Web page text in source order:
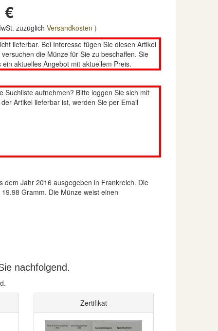
€
zuzüglich Versandkosten )
lieferbar. Bei Interesse fügen Sie diesen Artikel
die Münze für Sie zu beschaffen. Sie
aktuelles Angebot mit aktuellem Preis.
Suchliste aufnehmen? Bitte loggen Sie sich mit
Artikel lieferbar ist, werden Sie per Email
dem Jahr 2016 ausgegeben in Frankreich. Die
Gramm. Die Münze weist einen
nachfolgend.
Zertifikat